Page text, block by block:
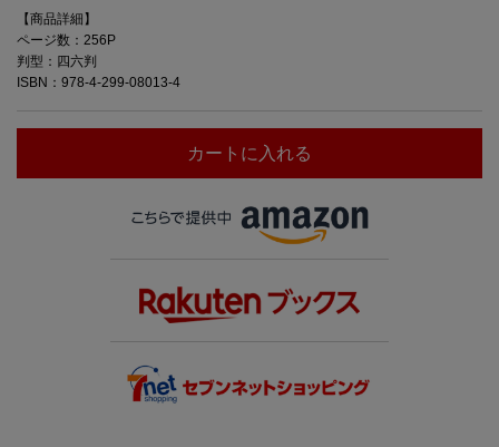
【商品詳細】
ページ数：256P
判型：四六判
ISBN：978-4-299-08013-4
カートに入れる